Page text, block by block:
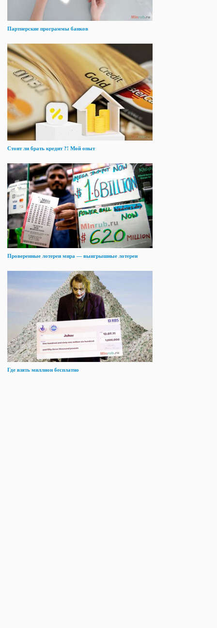
Партнерские программы банков
Стоит ли брать кредит ?! Мой опыт
Проверенные лотереи мира — выигрышные лотереи
Где взять миллион бесплатно